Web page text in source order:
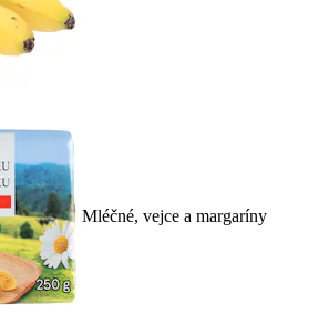
Mléčné, vejce a margaríny